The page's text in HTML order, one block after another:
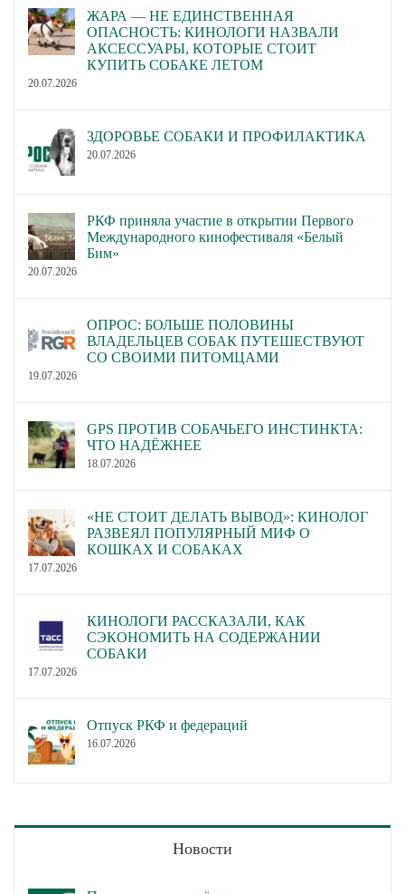
ЖАРА — НЕ ЕДИНСТВЕННАЯ
ОПАСНОСТЬ: КИНОЛОГИ НАЗВАЛИ
АКСЕССУАРЫ, КОТОРЫЕ СТОИТ
КУПИТЬ СОБАКЕ ЛЕТОМ
20.07.2026
ЗДОРОВЬЕ СОБАКИ И ПРОФИЛАКТИКА
20.07.2026
РКФ приняла участие в открытии Первого
Международного кинофестиваля «Белый
Бим»
20.07.2026
ОПРОС: БОЛЬШЕ ПОЛОВИНЫ
ВЛАДЕЛЬЦЕВ СОБАК ПУТЕШЕСТВУЮТ
СО СВОИМИ ПИТОМЦАМИ
19.07.2026
GPS ПРОТИВ СОБАЧЬЕГО ИНСТИНКТА:
ЧТО НАДЁЖНЕЕ
18.07.2026
«НЕ СТОИТ ДЕЛАТЬ ВЫВОД»: КИНОЛОГ
РАЗВЕЯЛ ПОПУЛЯРНЫЙ МИФ О
КОШКАХ И СОБАКАХ
17.07.2026
КИНОЛОГИ РАССКАЗАЛИ, КАК
СЭКОНОМИТЬ НА СОДЕРЖАНИИ
СОБАКИ
17.07.2026
Отпуск РКФ и федераций
16.07.2026
Новости